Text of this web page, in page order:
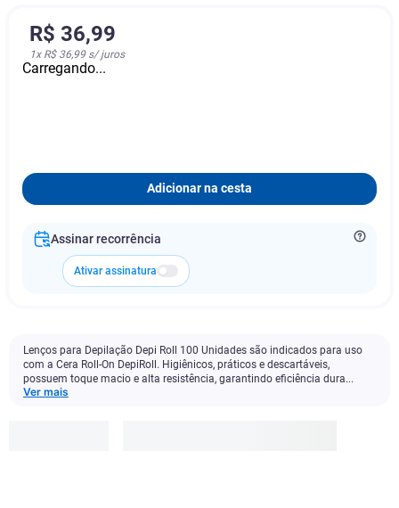
R$ 36,99
1x R$ 36,99s/ juros
Carregando...
Adicionar na cesta
Assinar recorrência
Ativar assinatura
Lenços para Depilação Depi Roll 100 Unidades são indicados para uso
com a Cera Roll-On DepiRoll. Higiênicos, práticos e descartáveis,
possuem toque macio e alta resistência, garantindo eficiência dura...
Ver mais